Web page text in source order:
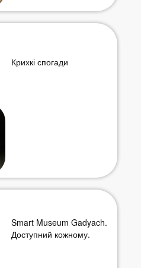
Крихкі спогади
Smart Museum Gadyach.
Доступний кожному.